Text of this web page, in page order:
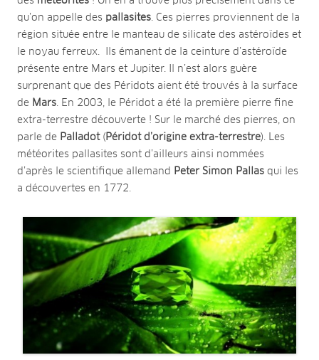
qu’on appelle des pallasites . Ces pierres proviennent de la
région située entre le manteau de silicate des astéroïdes et
le noyau ferreux. Ils émanent de la ceinture d’astéroïde
présente entre Mars et Jupiter. Il n’est alors guère
surprenant que des Péridots aient été trouvés à la surface
de Mars . En 2003, le Péridot a été la première pierre fine
extra-terrestre découverte ! Sur le marché des pierres, on
parle de Palladot( Péridot d’origine extra-terrestre). Les
météorites pallasites sont d’ailleurs ainsi nommées
d’après le scientifique allemand
Peter Simon Pallas qui les
a découvertes en 1772.